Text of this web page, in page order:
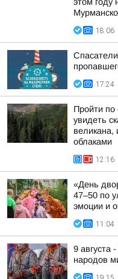
18:06
17:24
Пройти по
увидеть
великана,
облаками
12:16
«День
47–50 по
эмоции и
11:04
9 августа
народов